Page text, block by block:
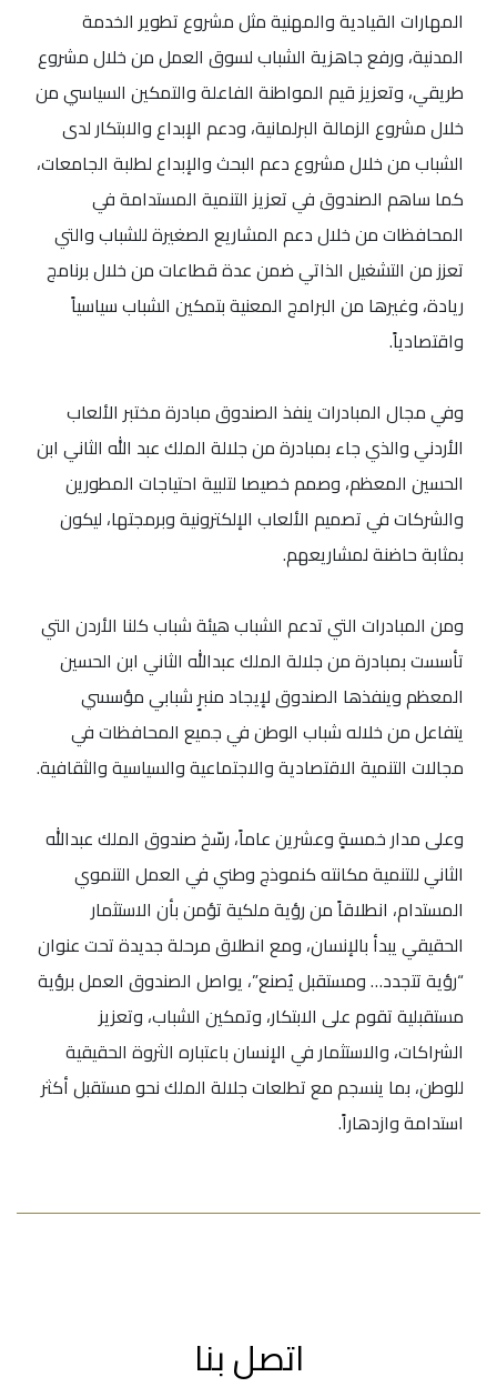
المهارات القيادية والمهنية مثل مشروع تطوير الخدمة
المدنية، ورفع جاهزية الشباب لسوق العمل من خلال مشروع
طريقي، وتعزيز قيم المواطنة الفاعلة والتمكين السياسي من
خلال مشروع الزمالة البرلمانية، ودعم الإبداع والابتكار لدى
الشباب من خلال مشروع دعم البحث والإبداع لطلبة الجامعات،
كما ساهم الصندوق في تعزيز التنمية المستدامة في
المحافظات من خلال دعم المشاريع الصغيرة للشباب والتي
تعزز من التشغيل الذاتي ضمن عدة قطاعات من خلال برنامج
ريادة، وغيرها من البرامج المعنية بتمكين الشباب سياسياً
واقتصادياً.
وفي مجال المبادرات ينفذ الصندوق مبادرة مختبر الألعاب
الأردني والذي جاء بمبادرة من جلالة الملك عبد الله الثاني ابن
الحسين المعظم، وصمم خصيصا لتلبية احتياجات المطورين
والشركات في تصميم الألعاب الإلكترونية وبرمجتها، ليكون
بمثابة حاضنة لمشاريعهم.
ومن المبادرات التي تدعم الشباب هيئة شباب كلنا الأردن التي
تأسست بمبادرة من جلالة الملك عبدالله الثاني ابن الحسين
المعظم وينفذها الصندوق لإيجاد منبرٍ شبابي مؤسسي
يتفاعل من خلاله شباب الوطن في جميع المحافظات في
مجالات التنمية الاقتصادية والاجتماعية والسياسية والثقافية.
وعلى مدار خمسةٍ وعشرين عاماً، رسّخ صندوق الملك عبدالله
الثاني للتنمية مكانته كنموذج وطني في العمل التنموي
المستدام، انطلاقاً من رؤية ملكية تؤمن بأن الاستثمار
الحقيقي يبدأ بالإنسان، ومع انطلاق مرحلة جديدة تحت عنوان
“رؤية تتجدد… ومستقبل يُصنع”، يواصل الصندوق العمل برؤية
مستقبلية تقوم على الابتكار، وتمكين الشباب، وتعزيز
الشراكات، والاستثمار في الإنسان باعتباره الثروة الحقيقية
للوطن، بما ينسجم مع تطلعات جلالة الملك نحو مستقبل أكثر
استدامة وازدهاراً.
اتصل بنا